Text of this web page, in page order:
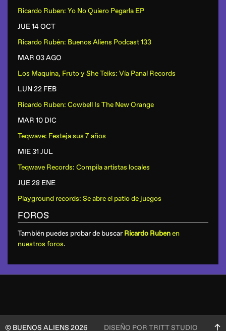
Ricardo Ruben: Yo No Quiero Pegarla EP
JUE 14 OCT
Ricardo Rubén: Buenos Aliens Podcast 133
MAR 03 AGO
Los Maquina, Fruto y She Teiks: Vía Panal Records
LUN 22 FEB
Ricardo Ruben: Cowbell Is The New Orange
MAR 10 DIC
Teqwave: Festeja sus 7 años
MIE 31 JUL
Teqwave Records: Compila artistas locales
JUE 28 ENE
Playground records: Se abre el patio de juegos
FOROS
También puedes probar de buscar Ricardo Rubenen
nuestros foros.
© BUENOS ALIENS 2026 DISEÑO POR TRITT STUDIO